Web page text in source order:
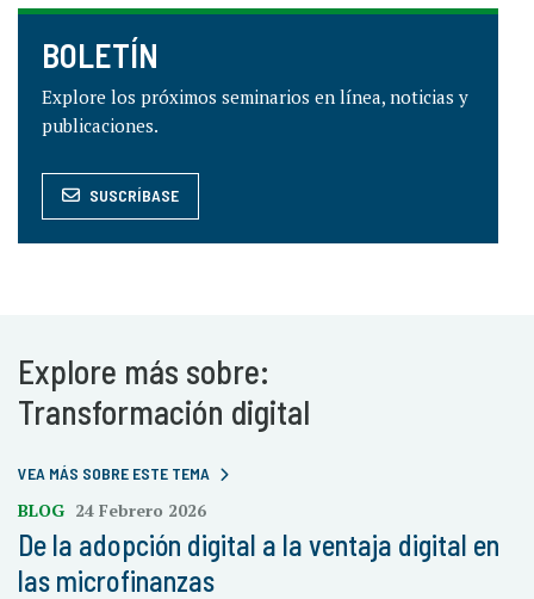
BOLETÍN
Explore los próximos seminarios en línea, noticias y
publicaciones.
SUSCRÍBASE
Explore más sobre:
Transformación digital
VEA MÁS SOBRE ESTE TEMA
BLOG 24 Febrero 2026
De la adopción digital a la ventaja digital en
las microfinanzas